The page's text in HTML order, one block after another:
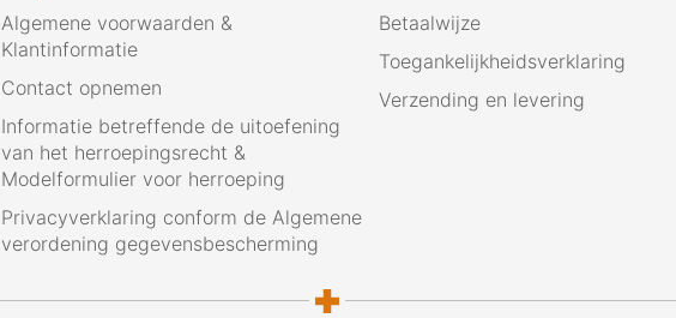
Algemene voorwaarden &
Klantinformatie
Contact opnemen
Informatie betreffende de uitoefening
van het herroepingsrecht &
Modelformulier voor herroeping
Privacyverklaring conform de Algemene
verordening gegevensbescherming
Betaalwijze
Toegankelijkheidsverklaring
Verzending en levering